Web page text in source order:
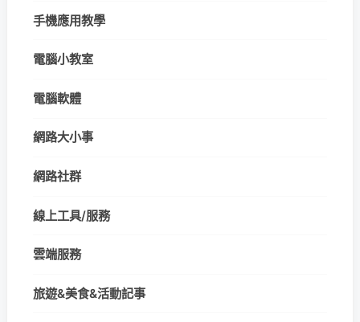
手機應用教學
電腦小教室
電腦軟體
網路大小事
網路社群
線上工具/服務
雲端服務
旅遊&美食&活動記事